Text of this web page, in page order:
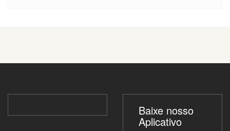
Baixe nosso
Aplicativo